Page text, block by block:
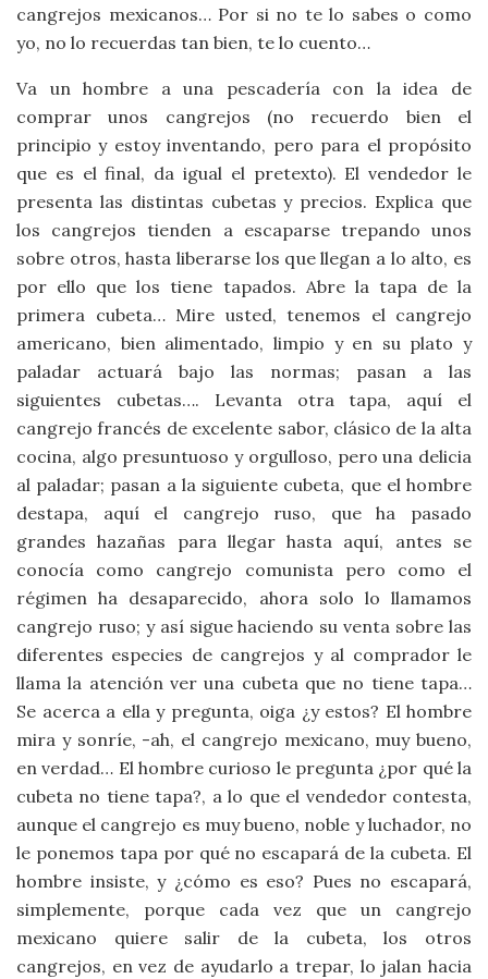
cangrejos mexicanos… Por si no te lo sabes o como
yo, no lo recuerdas tan bien, te lo cuento…
Va un hombre a una pescadería con la idea de
comprar unos cangrejos (no recuerdo bien el
principio y estoy inventando, pero para el propósito
que es el final, da igual el pretexto). El vendedor le
presenta las distintas cubetas y precios. Explica que
los cangrejos tienden a escaparse trepando unos
sobre otros, hasta liberarse los que llegan a lo alto, es
por ello que los tiene tapados. Abre la tapa de la
primera cubeta… Mire usted, tenemos el cangrejo
americano, bien alimentado, limpio y en su plato y
paladar actuará bajo las normas; pasan a las
siguientes cubetas…. Levanta otra tapa, aquí el
cangrejo francés de excelente sabor, clásico de la alta
cocina, algo presuntuoso y orgulloso, pero una delicia
al paladar; pasan a la siguiente cubeta, que el hombre
destapa, aquí el cangrejo ruso, que ha pasado
grandes hazañas para llegar hasta aquí, antes se
conocía como cangrejo comunista pero como el
régimen ha desaparecido, ahora solo lo llamamos
cangrejo ruso; y así sigue haciendo su venta sobre las
diferentes especies de cangrejos y al comprador le
llama la atención ver una cubeta que no tiene tapa…
Se acerca a ella y pregunta, oiga ¿y estos? El hombre
mira y sonríe, -ah, el cangrejo mexicano, muy bueno,
en verdad… El hombre curioso le pregunta ¿por qué la
cubeta no tiene tapa?, a lo que el vendedor contesta,
aunque el cangrejo es muy bueno, noble y luchador, no
le ponemos tapa por qué no escapará de la cubeta. El
hombre insiste, y ¿cómo es eso? Pues no escapará,
simplemente, porque cada vez que un cangrejo
mexicano quiere salir de la cubeta, los otros
cangrejos, en vez de ayudarlo a trepar, lo jalan hacia